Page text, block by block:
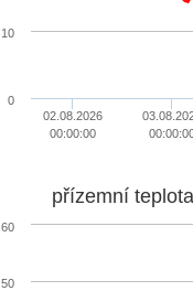
02.08.2026
00:00:00
0
10
přízemní
50
60